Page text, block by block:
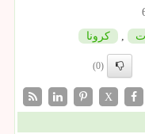
, كرونا
(0)
X